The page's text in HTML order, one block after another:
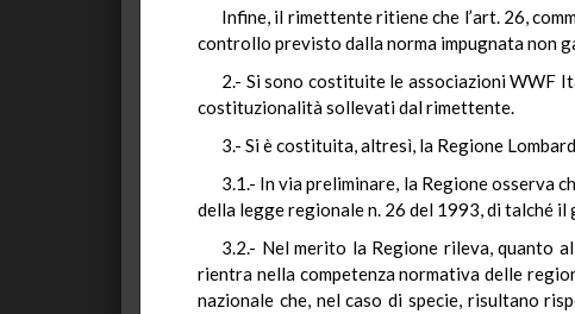
Infine, il rimettente ritiene che l’art. 26,
controllo previsto dalla norma impugnata non
2.- Si sono costituite le associazioni WWF
costituzionalità sollevati dal rimettente.
3.- Si è costituita, altresì, la Regione
3.1.- In via preliminare, la Regione osserva
della legge regionale n. 26 del 1993, di talché
3.2.- Nel merito la Regione rileva, quanto
rientra nella competenza normativa delle
nazionale che, nel caso di specie, risultano